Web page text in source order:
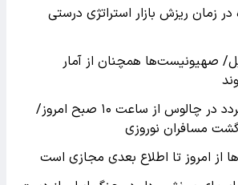
در زمان ریزش بازار استراتژی درستی
صهیونیست‌ها همچنان از آمار
اعمال محدودیت تردد در چالوس از ساعت ۱۰ صبح امروز/
مسافران نوروزی
از امروز تا اطلاع بعدی مجازی است